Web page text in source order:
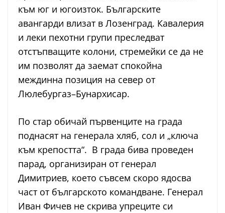
към юг и югоизток. Българските
авангарди влизат в Лозенград. Кавалерия
и леки пехотни групи преследват
отстъпващите колони, стремейки се да не
им позволят да заемат спокойна
междинна позиция на север от
Люлебургаз–Бунархисар.
По стар обичай първенците на града
поднасят на генерала хляб, сол и „ключа
към крепостта“. В града бива проведен
парад, организиран от генерал
Димитриев, което съвсем скоро ядосва
част от българското командване. Генерал
Иван Фичев не скрива упреците си